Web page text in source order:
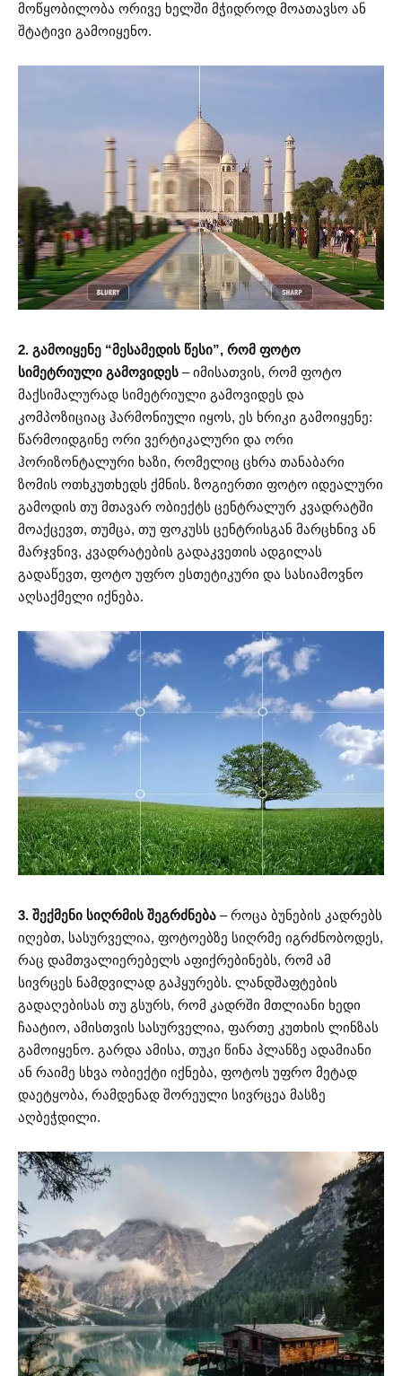
მოწყობილობა ორივე ხელში მჭიდროდ მოათავსო ან
შტატივი გამოიყენო.
2. გამოიყენე “მესამედის წესი”, რომ ფოტო
სიმეტრიული გამოვიდეს – იმისათვის, რომ ფოტო
მაქსიმალურად სიმეტრიული გამოვიდეს და
კომპოზიციაც ჰარმონიული იყოს, ეს ხრიკი გამოიყენე:
წარმოიდგინე ორი ვერტიკალური და ორი
ჰორიზონტალური ხაზი, რომელიც ცხრა თანაბარი
ზომის ოთხკუთხედს ქმნის. ზოგიერთი ფოტო იდეალური
გამოდის თუ მთავარ ობიექტს ცენტრალურ კვადრატში
მოაქცევთ, თუმცა, თუ ფოკუსს ცენტრისგან მარცხნივ ან
მარჯვნივ, კვადრატების გადაკვეთის ადგილას
გადაწევთ, ფოტო უფრო ესთეტიკური და სასიამოვნო
აღსაქმელი იქნება.
3. შექმენი სიღრმის შეგრძნება – როცა ბუნების კადრებს
იღებთ, სასურველია, ფოტოებზე სიღრმე იგრძნობოდეს,
რაც დამთვალიერებელს აფიქრებინებს, რომ ამ
სივრცეს ნამდვილად გაჰყურებს. ლანდშაფტების
გადაღებისას თუ გსურს, რომ კადრში მთლიანი ხედი
ჩაატიო, ამისთვის სასურველია, ფართე კუთხის ლინზას
გამოიყენო. გარდა ამისა, თუკი წინა პლანზე ადამიანი
ან რაიმე სხვა ობიექტი იქნება, ფოტოს უფრო მეტად
დაეტყობა, რამდენად შორეული სივრცეა მასზე
აღბეჭდილი.